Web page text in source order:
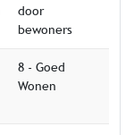
door
bewoners
8 - Goed
Wonen